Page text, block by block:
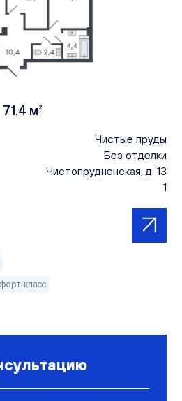
м²
Чистые пруды
Без отделки
Чистопрудненская, д. 13
1
класс